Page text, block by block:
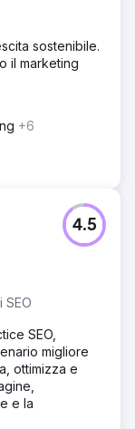
sostenibile.
il marketing
+6
4.5
SEO,
migliore
ottimizza e
e la